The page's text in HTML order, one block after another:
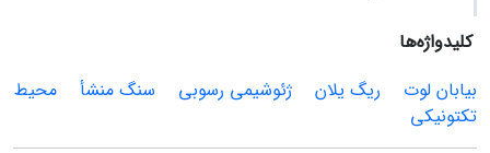
کلیدواژه‌ها
بیابان لوت
ریگ یلان ژئوشیمی رسوبی سنگ منشأ
محیط
تکتونیکی